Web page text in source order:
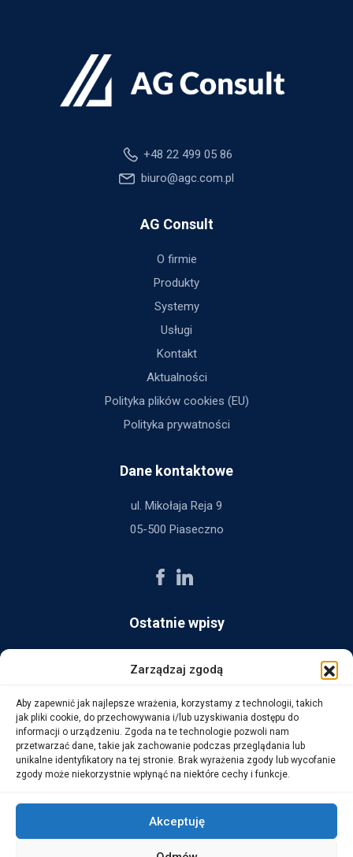
Zarządzaj zgodą
Aby zapewnić jak najlepsze wrażenia, korzystamy z technologii, takich
jak pliki cookie, do przechowywania i/lub uzyskiwania dostępu do
informacji o urządzeniu. Zgoda na te technologie pozwoli nam
przetwarzać dane, takie jak zachowanie podczas przeglądania lub
unikalne identyfikatory na tej stronie. Brak wyrażenia zgody lub wycofanie
zgody może niekorzystnie wpłynąć na niektóre cechy i funkcje.
Akceptuję
+48 22 499 05 86
biuro@agc.com.pl
AG Consult
O firmie
Produkty
Systemy
Usługi
Kontakt
Aktualności
Polityka plików cookies (EU)
Polityka prywatności
Dane kontaktowe
ul. Mikołaja Reja 9
05-500 Piaseczno
Ostatnie wpisy
Micro
14 października, 2025
WarehouseLAB: LOGISTYKA 4.0 – Automatyzacja i
Optymalizacja Procesów Logistycznych